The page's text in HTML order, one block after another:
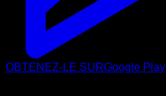
OBTENEZ-LE SURGoogle Play